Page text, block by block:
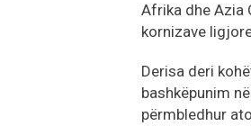
Afrika dhe Azia
kornizave
Derisa deri
bashkëpunim
përmbledhur